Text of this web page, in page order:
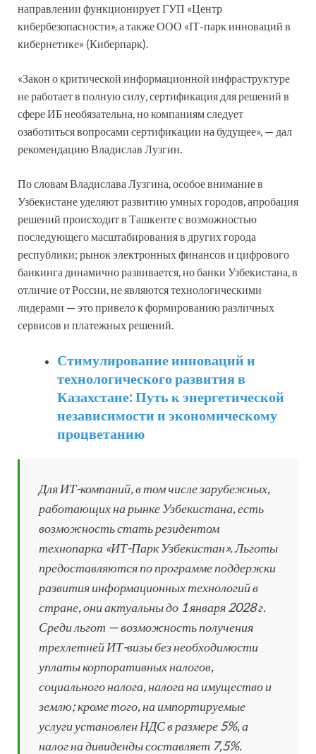
направлении функционирует ГУП «Центр
кибербезопасности», а также ООО «ІТ-парк инноваций в
кибернетике» (Киберпарк).
«Закон о критической информационной инфраструктуре
не работает в полную силу, сертификация для решений в
сфере ИБ необязательна, но компаниям следует
озаботиться вопросами сертификации на будущее», — дал
рекомендацию Владислав Лузгин.
По словам Владислава Лузгина, особое внимание в
Узбекистане уделяют развитию умных городов, апробация
решений происходит в Ташкенте с возможностью
последующего масштабирования в других города
республики; рынок электронных финансов и цифрового
банкинга динамично развивается, но банки Узбекистана, в
отличие от России, не являются технологическими
лидерами — это привело к формированию различных
сервисов и платежных решений.
Стимулирование инноваций и
технологического развития в
Казахстане: Путь к энергетической
независимости и экономическому
процветанию
Для ИТ-компаний, в том числе зарубежных,
работающих на рынке Узбекистана, есть
возможность стать резидентом
технопарка «ИТ-Парк Узбекистан». Льготы
предоставляются по программе поддержки
развития информационных технологий в
стране, они актуальны до 1 января 2028 г.
Среди льгот — возможность получения
трехлетней ИТ-визы без необходимости
уплаты корпоративных налогов,
социального налога, налога на имущество и
землю; кроме того, на импортируемые
услуги установлен НДС в размере 5%, а
налог на дивиденды составляет 7,5%.